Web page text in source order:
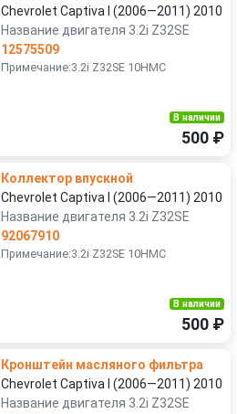
Chevrolet Captiva I (2006—2011) 2010
Название двигателя 3.2i Z32SE
12575509
Примечание:3.2i Z32SE 10HMC
В наличии
500 ₽
Коллектор впускной
Chevrolet Captiva I (2006—2011) 2010
Название двигателя 3.2i Z32SE
92067910
Примечание:3.2i Z32SE 10HMC
В наличии
500 ₽
Кронштейн масляного фильтра
Chevrolet Captiva I (2006—2011) 2010
Название двигателя 3.2i Z32SE